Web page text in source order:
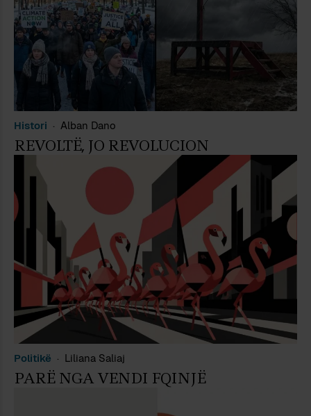
Histori Alban Dano
REVOLTË, JO REVOLUCION
Politikë Liliana Saliaj
PARË NGA VENDI FQINJË